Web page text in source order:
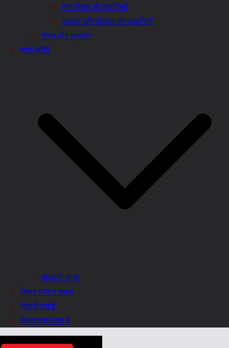
तेनालीराम की कहानियाँ
अकबर और बीरबल की कहानियाँ
सेहत और सुन्दरता
भाषा सीखें
भोजपुरी सीखें
बिहार पर्यटन स्थल
बिहारी रसोई
बिहार एक नजर में